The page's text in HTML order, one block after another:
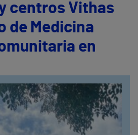
centros Vithas
de Medicina
en